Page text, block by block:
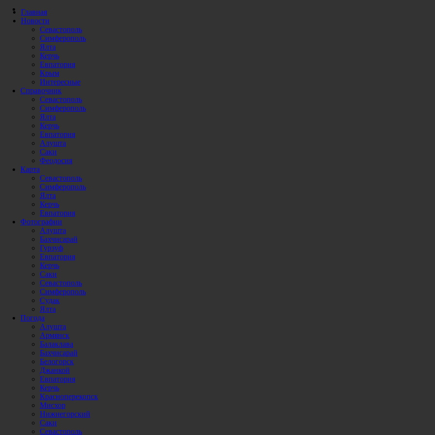
Главная
Новости
Севастополь
Симферополь
Ялта
Керчь
Евпатория
Крым
Интересные
Справочник
Севастополь
Симферополь
Ялта
Керчь
Евпатория
Алушта
Саки
Феодосия
Карта
Севастополь
Симферополь
Ялта
Керчь
Евпатория
Фотографии
Алушта
Бахчисарай
Гурзуф
Евпатория
Керчь
Саки
Севастополь
Симферополь
Судак
Ялта
Погода
Алушта
Армянск
Балаклава
Бахчисарай
Белогорск
Джанкой
Евпатория
Керчь
Красноперекопск
Мисхор
Нижнегорский
Саки
Севастополь